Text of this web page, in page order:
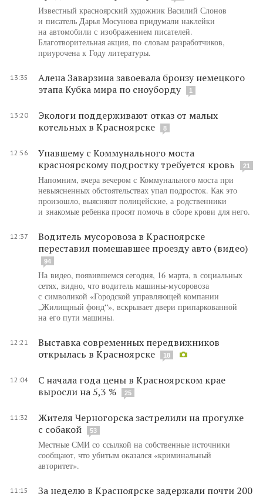
Известный красноярский художник Василий Слонов
и писатель Дарья Мосунова придумали наклейки
на автомобили с изображением писателей.
Благотворительная акция, по словам разработчиков,
приурочена к Году литературы.
13:35
Алена Заварзина завоевала бронзу немецкого
этапа Кубка мира по сноуборду
1
13:20
Экологи поддерживают отказ от малых
котельных в Красноярске
8
12:56
Упавшему с Коммунального моста
красноярскому подростку требуется кровь
21
Напомним, вчера вечером с Коммунального моста при
невыясненных обстоятельствах упал подросток. Как это
произошло, выясняют полицейские, а родственники
и знакомые ребенка просят помочь в сборе крови для него.
12:37
Водитель мусоровоза в Красноярске
переставил помешавшее проезду авто (видео)
94
На видео, появившемся сегодня, 16 марта, в социальных
сетях, видно, что водитель машины-мусоровоза
с символикой «Городской управляющей компании
„Жилищный фонд“», вскрывает двери припаркованной
на его пути машины.
12:21
Выставка современных передвижников
открылась в Красноярске
18
12:04
С начала года цены в Красноярском крае
выросли на 5,3 %
25
11:32
Жителя Черногорска застрелили на прогулке
с собакой
53
Местные СМИ со ссылкой на собственные источники
сообщают, что убитым оказался «криминальный
авторитет».
11:15
За неделю в Красноярске задержали почти 200